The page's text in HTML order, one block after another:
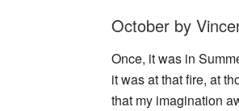
October by
Once, it was in
it was at that fire, at
that my imagination